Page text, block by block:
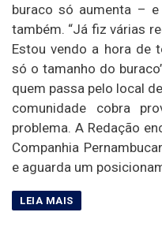
buraco só aumenta –
também. “Já fiz várias
Estou vendo a hora de
só o tamanho do
quem passa pelo local
comunidade cobra
problema. A Redação
Companhia
e aguarda um